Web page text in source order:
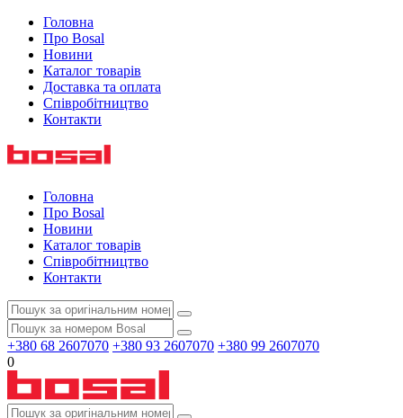
Головна
Про Bosal
Новини
Каталог товарів
Доставка та оплата
Співробітництво
Контакти
Головна
Про Bosal
Новини
Каталог товарів
Співробітництво
Контакти
+380 68 2607070 +380 93 2607070 +380 99 2607070
0